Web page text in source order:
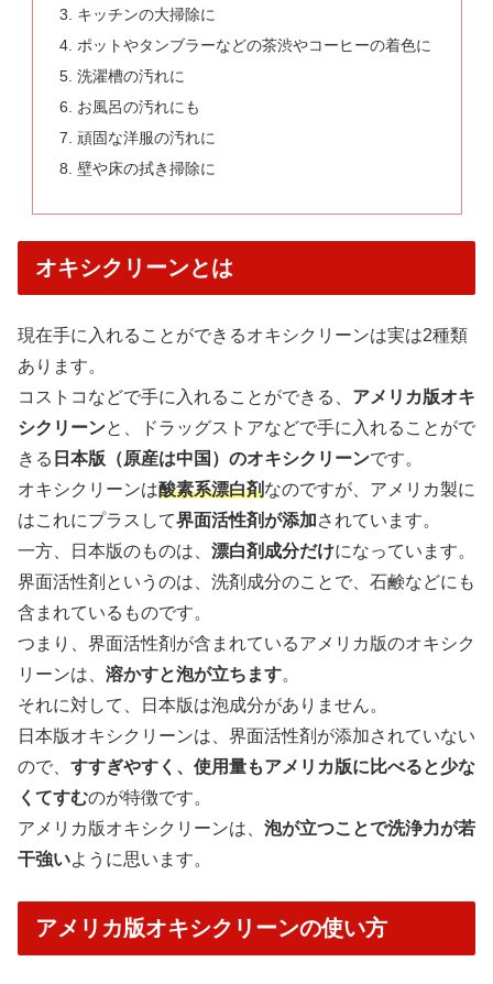
キッチンの大掃除に
ポットやタンブラーなどの茶渋やコーヒーの着色に
洗濯槽の汚れに
お風呂の汚れにも
頑固な洋服の汚れに
壁や床の拭き掃除に
オキシクリーンとは
現在手に入れることができるオキシクリーンは実は2種類
あります。
コストコなどで手に入れることができる、 アメリカ版オキ
シクリーンと、ドラッグストアなどで手に入れることがで
きる 日本版（原産は中国）のオキシクリーンです。
オキシクリーンは酸素系漂白剤なのですが、アメリカ製に
はこれにプラスして界面活性剤が添加されています。
一方、日本版のものは、 漂白剤成分だけになっています。
界面活性剤というのは、洗剤成分のことで、石鹸などにも
含まれているものです。
つまり、界面活性剤が含まれているアメリカ版のオキシク
リーンは、 溶かすと泡が立ちます。
それに対して、日本版は泡成分がありません。
日本版オキシクリーンは、界面活性剤が添加されていない
ので、 すすぎやすく、使用量もアメリカ版に比べると少な
くてすむのが特徴です。
アメリカ版オキシクリーンは、 泡が立つことで洗浄力が若
干強いように思います。
アメリカ版オキシクリーンの使い方